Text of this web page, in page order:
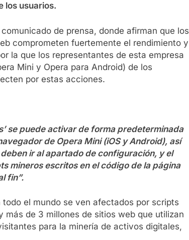
los usuarios.
de prensa, donde afirman que los
comprometen fuertemente el rendimiento y
la que los representantes de esta empresa
Mini y Opera para Android) de los
por estas acciones.
se puede activar de forma predeterminada
de Opera Mini (iOS y Android), así
ir al apartado de configuración, y el
mineros escritos en el código de la página
fin”.
el mundo se ven afectados por scripts
más de 3 millones de sitios web que utilizan
para la minería de activos digitales,